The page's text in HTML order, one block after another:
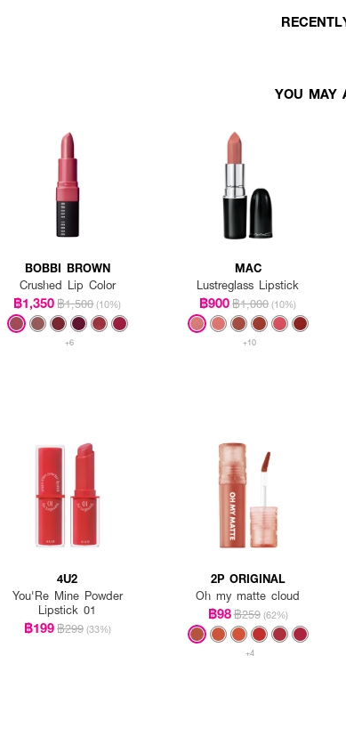
YOU MAY
BOBBI BROWN
Crushed Lip Color
฿1,350฿1,500 (10%)
+6
MAC
Lustreglass Lipstick
฿900฿1,000 (10%)
+10
4U2
You'Re Mine Powder
Lipstick 01
฿199฿299 (33%)
2P ORIGINAL
Oh my matte cloud
฿98฿259 (62%)
+4